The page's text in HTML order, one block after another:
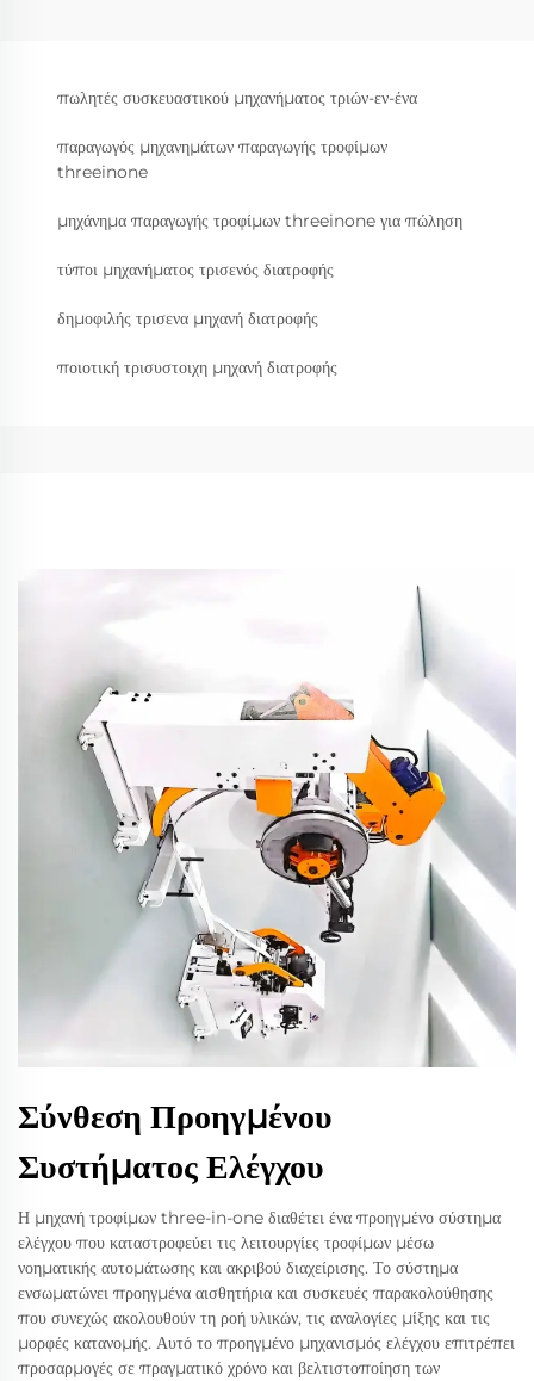
πωλητές συσκευαστικού μηχανήματος τριών-εν-ένα
παραγωγός μηχανημάτων παραγωγής τροφίμων
threeinone
μηχάνημα παραγωγής τροφίμων threeinone για πώληση
τύποι μηχανήματος τρισενός διατροφής
δημοφιλής τρισενα μηχανή διατροφής
ποιοτική τρισυστοιχη μηχανή διατροφής
Σύνθεση Προηγμένου
Συστήματος Ελέγχου
Η μηχανή τροφίμων three-in-one διαθέτει ένα προηγμένο σύστημα
ελέγχου που καταστροφεύει τις λειτουργίες τροφίμων μέσω
νοηματικής αυτομάτωσης και ακριβού διαχείρισης. Το σύστημα
ενσωματώνει προηγμένα αισθητήρια και συσκευές παρακολούθησης
που συνεχώς ακολουθούν τη ροή υλικών, τις αναλογίες μίξης και τις
μορφές κατανομής. Αυτό το προηγμένο μηχανισμός ελέγχου επιτρέπει
προσαρμογές σε πραγματικό χρόνο και βελτιστοποίηση των